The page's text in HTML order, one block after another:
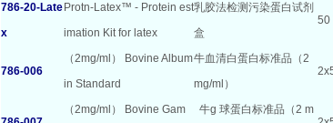
786-20-Late
x
Protn-Latex™ - Protein est
imation Kit for latex
乳胶法检测污染蛋白试剂
盒
50
786-006
（2mg/ml） Bovine Album
in Standard
牛血清白蛋白标准品（2
mg/ml）
（2mg/ml） Bovine Gam
牛g 球蛋白标准品（2 m